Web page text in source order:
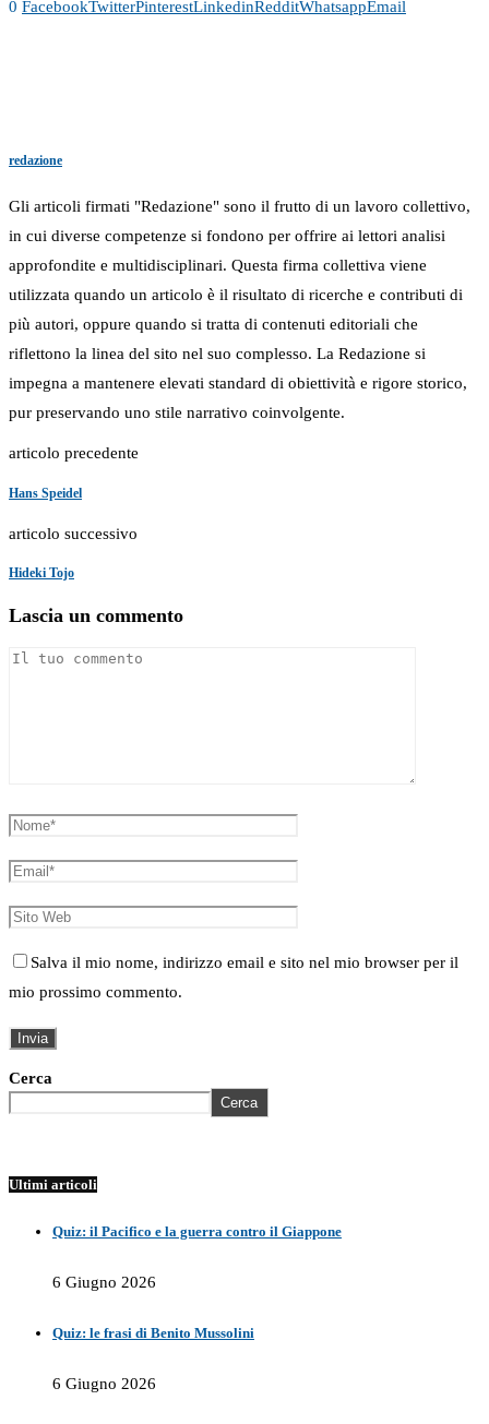
0 FacebookTwitterPinterestLinkedinRedditWhatsappEmail
redazione
Gli articoli firmati "Redazione" sono il frutto di un lavoro collettivo,
in cui diverse competenze si fondono per offrire ai lettori analisi
approfondite e multidisciplinari. Questa firma collettiva viene
utilizzata quando un articolo è il risultato di ricerche e contributi di
più autori, oppure quando si tratta di contenuti editoriali che
riflettono la linea del sito nel suo complesso. La Redazione si
impegna a mantenere elevati standard di obiettività e rigore storico,
pur preservando uno stile narrativo coinvolgente.
articolo precedente
Hans Speidel
articolo successivo
Hideki Tojo
Lascia un commento
Salva il mio nome, indirizzo email e sito nel mio browser per il
mio prossimo commento.
Cerca
Cerca
Ultimi articoli
Quiz: il Pacifico e la guerra contro il Giappone
6 Giugno 2026
Quiz: le frasi di Benito Mussolini
6 Giugno 2026